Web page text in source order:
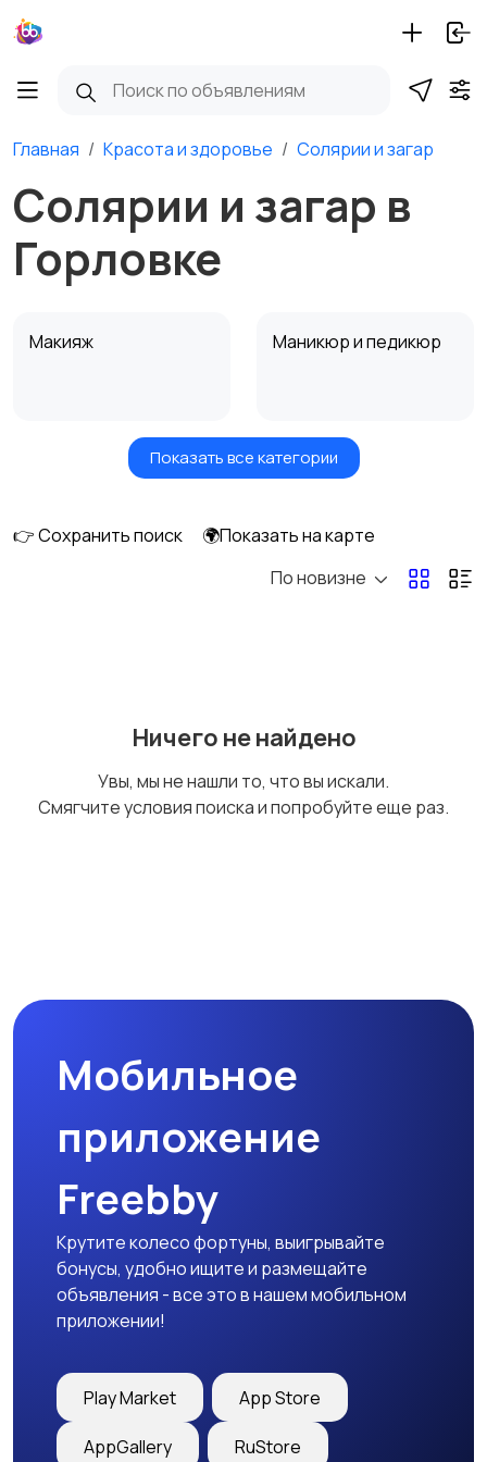
Главная Красота и здоровье Солярии и загар
Солярии и загар в
Горловке
Макияж Маникюр и педикюр
Товары для здоровья Парфюмерия
Уход за кожей
Показать все категории
👉 Сохранить поиск
🌍Показать на карте
По новизне
Ничего не найдено
Увы, мы не нашли то, что вы искали.
Смягчите условия поиска и попробуйте еще раз.
Мобильное
приложение
Freebby
Крутите колесо фортуны, выигрывайте
бонусы, удобно ищите и размещайте
объявления - все это в нашем мобильном
приложении!
Play Market App Store
AppGallery RuStore